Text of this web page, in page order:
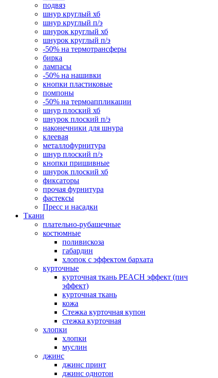
подвяз
шнур круглый хб
шнур круглый п/э
шнурок круглый хб
шнурок круглый п/э
-50% на термотрансферы
бирка
лампасы
-50% на нашивки
кнопки пластиковые
помпоны
-50% на термоаппликации
шнур плоский хб
шнурок плоский п/э
наконечники для шнура
клеевая
металлофурнитура
шнур плоский п/э
кнопки пришивные
шнурок плоский хб
фиксаторы
прочая фурнитура
фастексы
Пресс и насадки
Ткани
плательно-рубашечные
костюмные
поливискоза
габардин
хлопок с эффектом бархата
курточные
курточная ткань PEACH эффект (пич
эффект)
курточная ткань
кожа
Стежка курточная купон
стежка курточная
хлопки
хлопки
муслин
джинс
джинс принт
джинс однотон